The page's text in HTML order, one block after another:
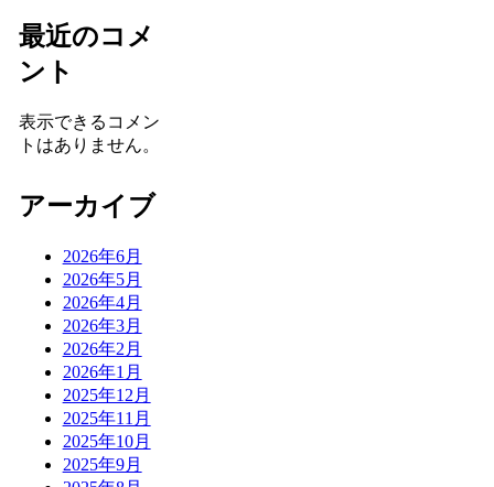
最近のコメ
ント
表示できるコメン
トはありません。
アーカイブ
2026年6月
2026年5月
2026年4月
2026年3月
2026年2月
2026年1月
2025年12月
2025年11月
2025年10月
2025年9月